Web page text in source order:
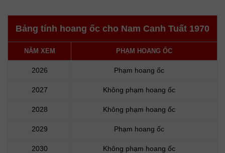
Bảng tính hoang ốc cho Nam Canh Tuất 1970
NĂM XEM PHẠM HOANG ỐC
2026 Phạm hoang ốc
2027 Không phạm hoang ốc
2028 Không phạm hoang ốc
2029 Phạm hoang ốc
2030 Không phạm hoang ốc